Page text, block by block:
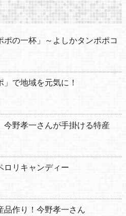
ポの一杯」～よしかタンポポコ
」で地域を元気に！
野孝一さんが手掛ける特産
ロリキャンディー
品作り！今野孝一さん